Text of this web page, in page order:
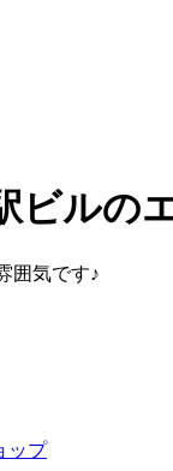
ビル
囲気です♪
ップ